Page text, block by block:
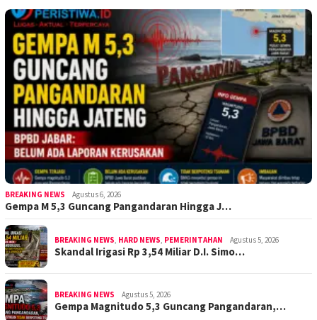
BREAKING NEWS Agustus 6, 2026
Gempa M 5,3 Guncang Pangandaran Hingga J…
BREAKING NEWS HARD NEWS PEMERINTAHAN Agustus 5, 2026
Skandal Irigasi Rp 3,54 Miliar D.I. Simo…
BREAKING NEWS Agustus 5, 2026
Gempa Magnitudo 5,3 Guncang Pangandaran,…